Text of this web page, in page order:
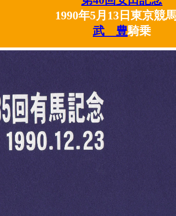
1990年5月13日東京競
武 豊騎乗